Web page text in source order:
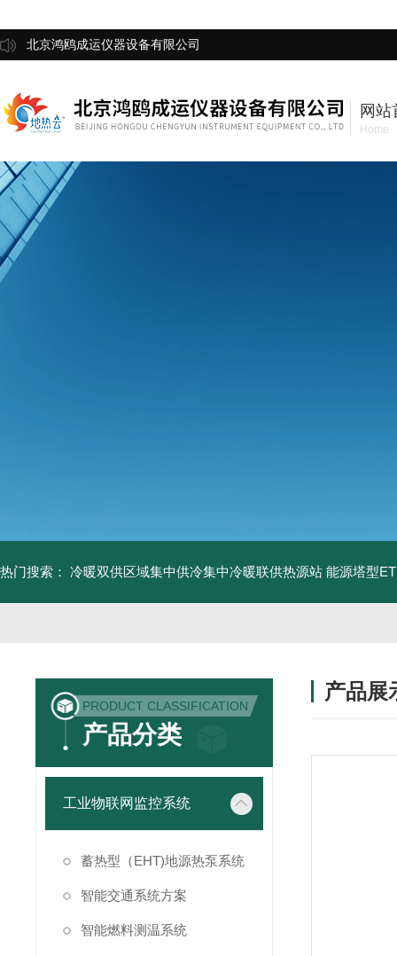
北京鸿鸥成运仪器设备有限公司
网站
Home
热门搜索： 冷暖双供区域集中供冷集中冷暖联供热源站 能源塔型
PRODUCT CLASSIFICATION
产品分类
工业物联网监控系统
蓄热型（EHT)地源热泵系统
智能交通系统方案
智能燃料测温系统
产品展